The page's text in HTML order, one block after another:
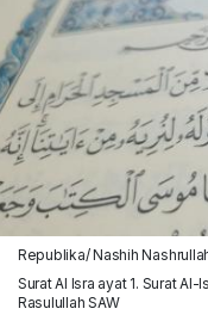
Republika/ Nashih
Surat Al Isra ayat 1. Surat
Rasulullah SAW